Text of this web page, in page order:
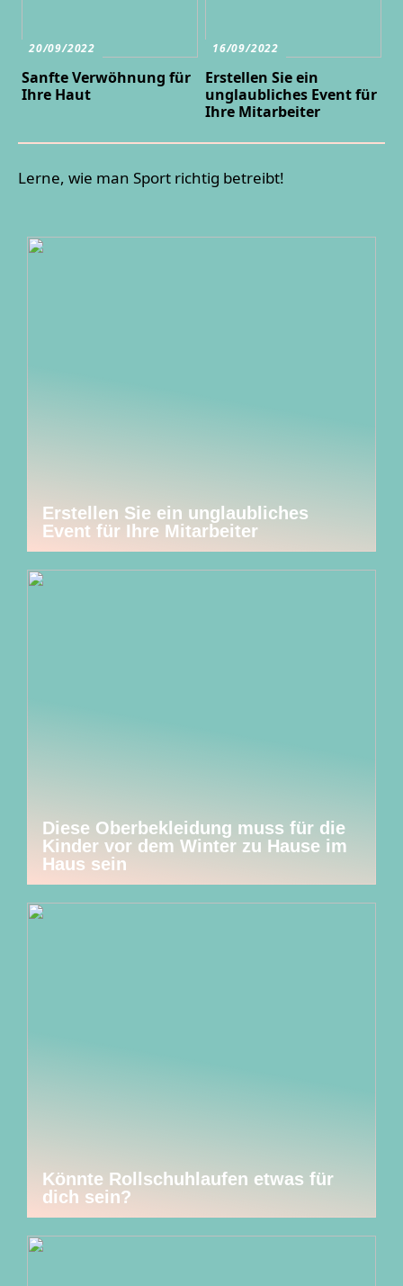
20/09/2022
Sanfte Verwöhnung für
Ihre Haut
16/09/2022
Erstellen Sie ein
unglaubliches Event für
Ihre Mitarbeiter
Lerne, wie man Sport richtig betreibt!
Erstellen Sie ein unglaubliches
Event für Ihre Mitarbeiter
Diese Oberbekleidung muss für die
Kinder vor dem Winter zu Hause im
Haus sein
Könnte Rollschuhlaufen etwas für
dich sein?